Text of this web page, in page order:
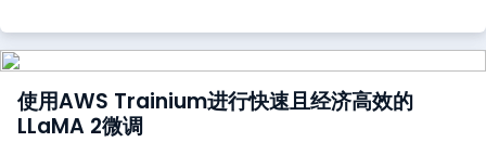
使用AWS Trainium进行快速且经济高效的
LLaMA 2微调